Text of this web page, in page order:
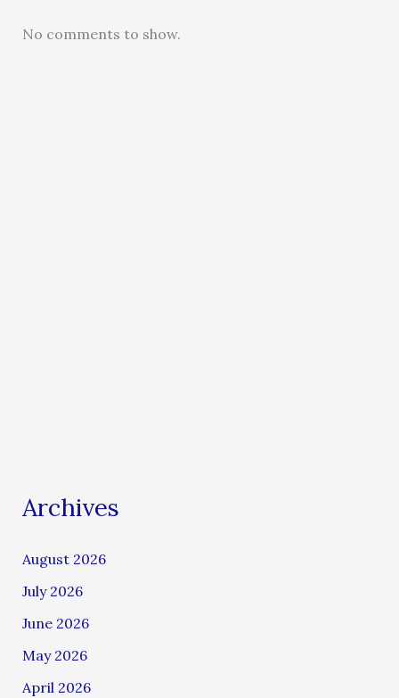
No comments to show.
Archives
August 2026
July 2026
June 2026
May 2026
April 2026